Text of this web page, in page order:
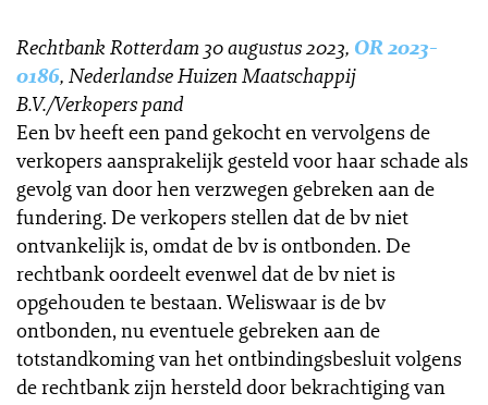
Rechtbank Rotterdam 30 augustus 2023, OR 2023-
0186, Nederlandse Huizen Maatschappij
B.V./Verkopers pand
Een bv heeft een pand gekocht en vervolgens de
verkopers aansprakelijk gesteld voor haar schade als
gevolg van door hen verzwegen gebreken aan de
fundering. De verkopers stellen dat de bv niet
ontvankelijk is, omdat de bv is ontbonden. De
rechtbank oordeelt evenwel dat de bv niet is
opgehouden te bestaan. Weliswaar is de bv
ontbonden, nu eventuele gebreken aan de
totstandkoming van het ontbindingsbesluit volgens
de rechtbank zijn hersteld door bekrachtiging van